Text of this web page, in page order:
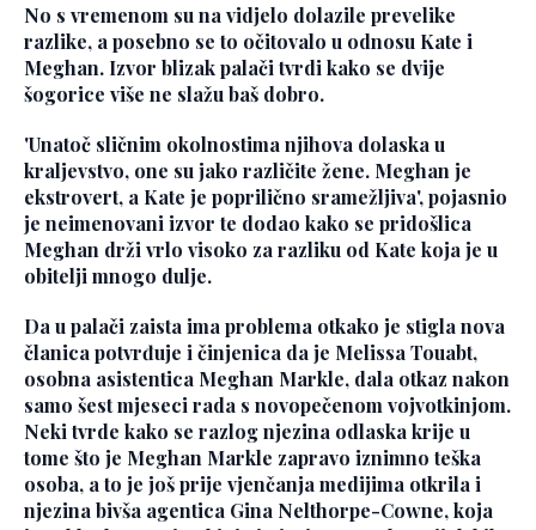
No s vremenom su na vidjelo dolazile prevelike
razlike, a posebno se to očitovalo u odnosu Kate i
Meghan. Izvor blizak palači tvrdi kako se dvije
šogorice više ne slažu baš dobro.
'Unatoč sličnim okolnostima njihova dolaska u
kraljevstvo, one su jako različite žene. Meghan je
ekstrovert, a Kate je poprilično sramežljiva', pojasnio
je neimenovani izvor te dodao kako se pridošlica
Meghan drži vrlo visoko za razliku od Kate koja je u
obitelji mnogo dulje.
Da u palači zaista ima problema otkako je stigla nova
članica potvrđuje i činjenica da je Melissa Touabt,
osobna asistentica Meghan Markle, dala otkaz nakon
samo šest mjeseci rada s novopečenom vojvotkinjom.
Neki tvrde kako se razlog njezina odlaska krije u
tome što je Meghan Markle zapravo iznimno teška
osoba, a to je još prije vjenčanja medijima otkrila i
njezina bivša agentica Gina Nelthorpe-Cowne, koja